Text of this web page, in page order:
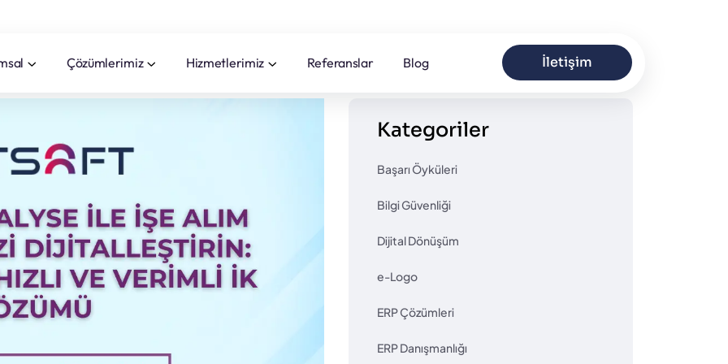
Çözümlerimiz Hizmetlerimiz Referanslar Blog İletişim
Kategoriler
Başarı Öyküleri
Bilgi Güvenliği
Dijital Dönüşüm
e-Logo
ERP Çözümleri
ERP Danışmanlığı